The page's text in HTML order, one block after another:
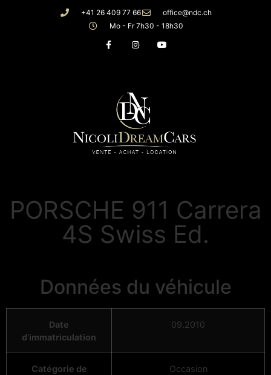
+41 26 409 77 66
office@ndc.ch
Mo - Fr 7h30 - 18h30
PORSCHE 911 Carrera
4S Swiss Ed.
Données du véhicule
Date
d’immatriculation
09.2010
Catégorie de
Occasion